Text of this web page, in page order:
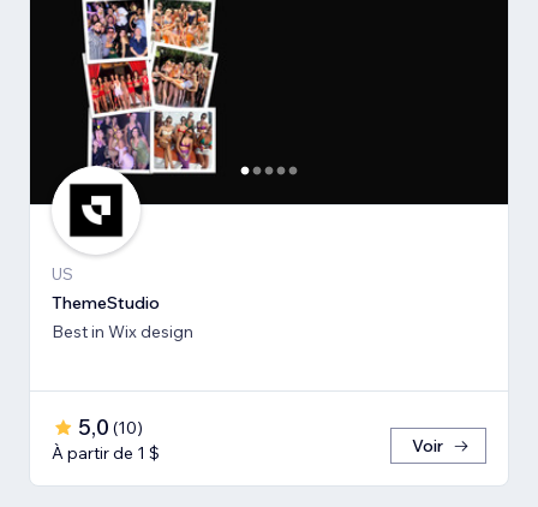
US
ThemeStudio
Best in Wix design
5,0 (10)
À partir de 1 $
Voir